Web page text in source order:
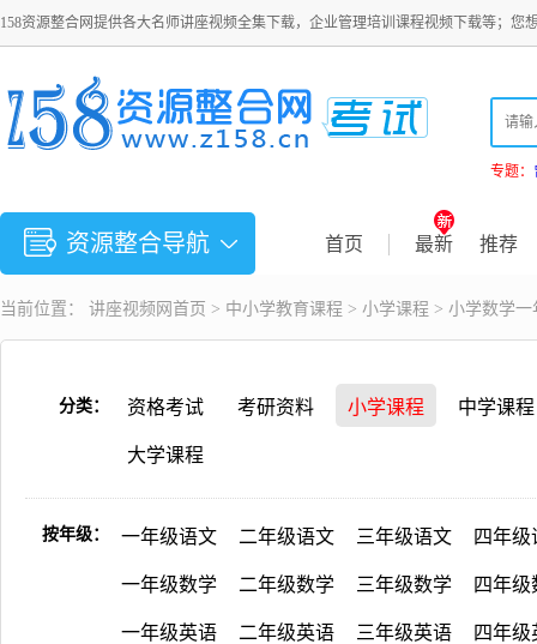
158资源整合网提供各大名师讲座视频全集下载，企业管理培训课程视频下载等；您
专题：
资源整合导航 首页 最新 推荐
当前位置： 讲座视频 网首页 > 中小学教育课程 > 小学课程 > 小学数学
分类： 资格考试 考研资料 小学课程 中学课程
大学课程
按年级： 一年级语文 二年级语文 三年级语文 四年级
一年级数学 二年级数学 三年级数学 四年级
一年级英语 二年级英语 三年级英语 四年级